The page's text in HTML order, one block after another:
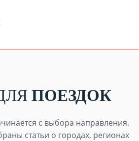
ПОЕЗДОК
с выбора направления.
статьи о городах, регионах